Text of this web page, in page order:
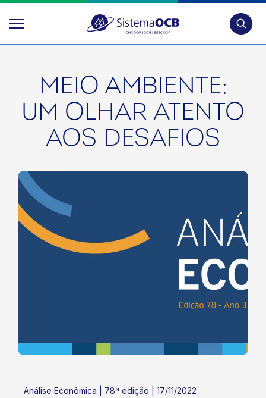
MEIO AMBIENTE:
UM OLHAR ATENTO
AOS DESAFIOS
Análise Econômica | 78ª edição | 17/11/2022